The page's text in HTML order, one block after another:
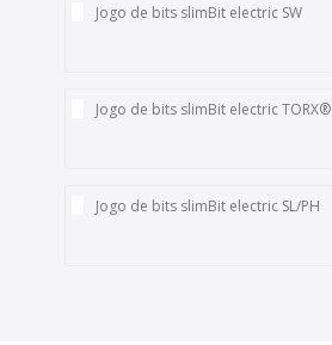
Jogo de bits slimBit electric SW
Jogo de bits slimBit electric TORX®
Jogo de bits slimBit electric SL/PH